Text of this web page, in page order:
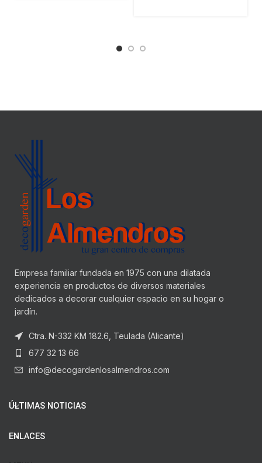
Empresa familiar fundada en 1975 con una dilatada
experiencia en productos de diversos materiales
dedicados a decorar cualquier espacio en su hogar o
jardín.
Ctra. N-332 KM 182.6, Teulada (Alicante)
677 32 13 66
info@decogardenlosalmendros.com
ÚLTIMAS NOTICIAS
ENLACES